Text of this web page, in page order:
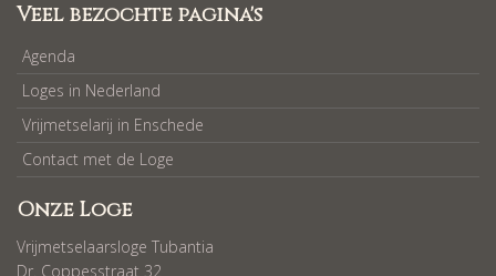
Veel bezochte pagina's
Agenda
Loges in Nederland
Vrijmetselarij in Enschede
Contact met de Loge
Onze Loge
Vrijmetselaarsloge Tubantia
Dr. Coppesstraat 32